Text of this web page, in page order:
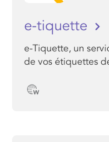
e-tiquette
e-Tiquette, un
de vos étiquettes